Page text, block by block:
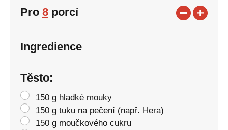
Pro 8 porcí
Ingredience
Těsto:
150 g hladké mouky
150 g tuku na pečení (např. Hera)
150 g moučkového cukru